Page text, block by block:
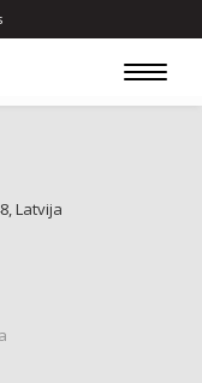
Toggle
Latvija